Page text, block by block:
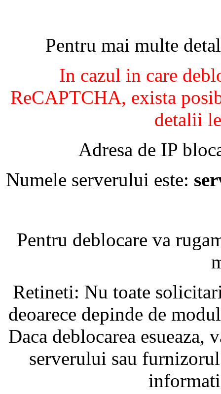
Pentru mai multe
In cazul in care
ReCAPTCHA, exista
detalii
Adresa de IP
Numele serverului este:
Pentru deblocare va
Retineti: Nu toate
deoarece depinde de
Daca deblocarea
serverului sau